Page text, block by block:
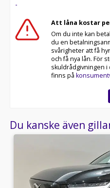
-
Att låna kostar
Om du inte kan
du en
svårigheter att få
och få nya lån. För
skuldrådgivningen
finns på
Du kanske även